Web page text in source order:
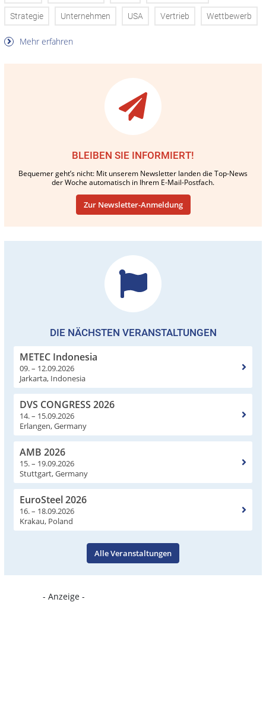
Strategie Unternehmen USA Vertrieb Wettbewerb
Mehr erfahren
BLEIBEN SIE INFORMIERT!
Bequemer geht’s nicht: Mit unserem Newsletter landen die Top-News
der Woche automatisch in Ihrem E-Mail-Postfach.
Zur Newsletter-Anmeldung
DIE NÄCHSTEN VERANSTALTUNGEN
METEC Indonesia
09. – 12.09.2026
Jarkarta, Indonesia
DVS CONGRESS 2026
14. – 15.09.2026
Erlangen, Germany
AMB 2026
15. – 19.09.2026
Stuttgart, Germany
EuroSteel 2026
16. – 18.09.2026
Krakau, Poland
Alle Veranstaltungen
- Anzeige -